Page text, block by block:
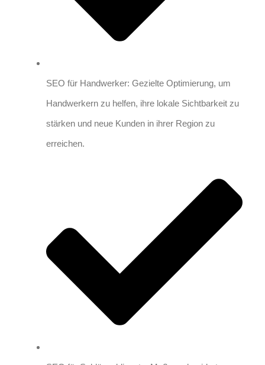
SEO für Handwerker: Gezielte Optimierung, um
Handwerkern zu helfen, ihre lokale Sichtbarkeit zu
stärken und neue Kunden in ihrer Region zu
erreichen.